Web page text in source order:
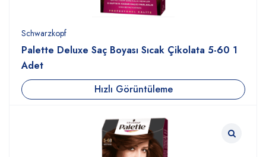
Schwarzkopf
Palette Deluxe Saç Boyası Sıcak Çikolata 5-60 1
Adet
Hızlı Görüntüleme